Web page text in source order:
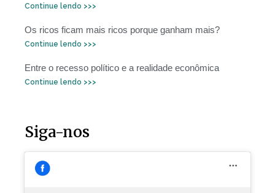
Continue lendo >>>
Os ricos ficam mais ricos porque ganham mais?
Continue lendo >>>
Entre o recesso político e a realidade econômica
Continue lendo >>>
Siga-nos